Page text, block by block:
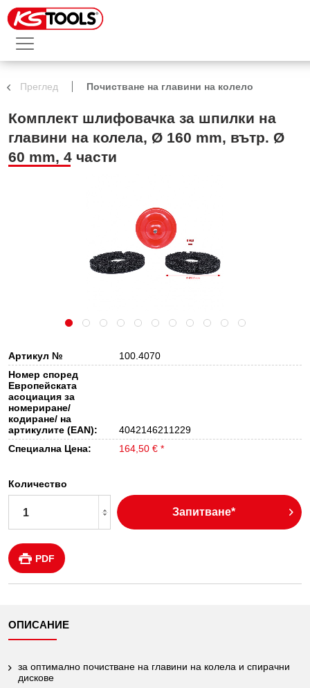
Преглед Почистване на главини на колело
Комплект шлифовачка за шпилки на
главини на колела, Ø 160 mm, вътр. Ø
60 mm, 4 части
Артикул №
100.4070
Номер според
Европейската
асоциация за
номериране/
кодиране/ на
артикулите (EAN):
4042146211229
Специална Цена:
164,50 € *
Количество
Запитване*
PDF
ОПИСАНИЕ
за оптимално почистване на главини на колела и спирачни
дискове